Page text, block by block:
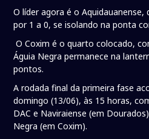
O líder agora é o Aquidauanense,
por 1 a 0, se isolando na ponta
O Coxim é o quarto colocado,
Águia Negra permanece na
pontos.
A rodada final da primeira fase
domingo (13/06), às 15 horas,
DAC e Naviraiense (em
Negra (em Coxim).